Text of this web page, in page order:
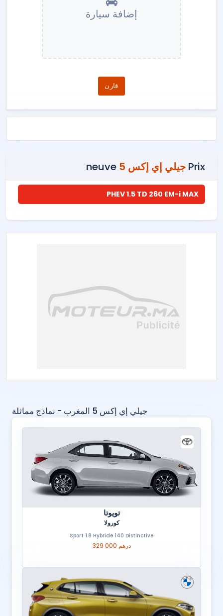
إضافة سيارة
قارن
Prix جيلي إي إكس 5
PHEV 1.5 TD 260 EM-i MAX
جيلي إي إكس 5 المغرب - نماذج مماثلة
تويوتا
كورولا
Sport 1.8 Hybride 140 Distinctive
329 000 درهم